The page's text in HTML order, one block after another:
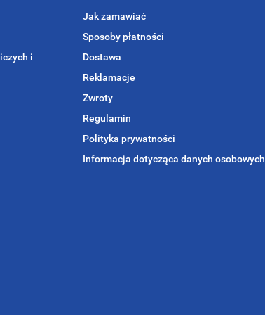
i
Jak zamawiać
Sposoby płatności
Dostawa
Reklamacje
Zwroty
Regulamin
Polityka prywatności
Informacja dotycząca danych osobowych